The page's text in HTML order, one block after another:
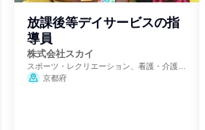
放課後等デイサービスの指
導員
株式会社スカイ
スポーツ・レクリエーション、看護・介護、
保育・幼児教育
京都府